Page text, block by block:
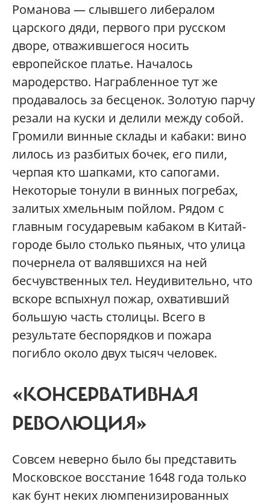
Романова — слывшего либералом
царского дяди, первого при русском
дворе, отважившегося носить
европейское платье. Началось
мародерство. Награбленное тут же
продавалось за бесценок. Золотую парчу
резали на куски и делили между собой.
Громили винные склады и кабаки: вино
лилось из разбитых бочек, его пили,
черпая кто шапками, кто сапогами.
Некоторые тонули в винных погребах,
залитых хмельным пойлом. Рядом с
главным государевым кабаком в Китай-
городе было столько пьяных, что улица
почернела от валявшихся на ней
бесчувственных тел. Неудивительно, что
вскоре вспыхнул пожар, охвативший
большую часть столицы. Всего в
результате беспорядков и пожара
погибло около двух тысяч человек.
«КОНСЕРВАТИВНАЯ
РЕВОЛЮЦИЯ»
Совсем неверно было бы представить
Московское восстание 1648 года только
как бунт неких люмпенизированных